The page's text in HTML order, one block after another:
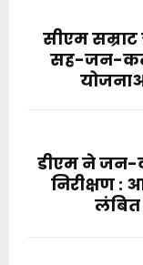
सीएम सम्राट
सह-जन-
डीएम ने जन-
निरीक्षण :
लंबित